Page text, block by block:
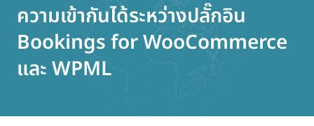
เนื้อหา
หลักความเข้ากันได้ระหว่างปลั๊กอิน
Bookings for WooCommerce
และ WPML